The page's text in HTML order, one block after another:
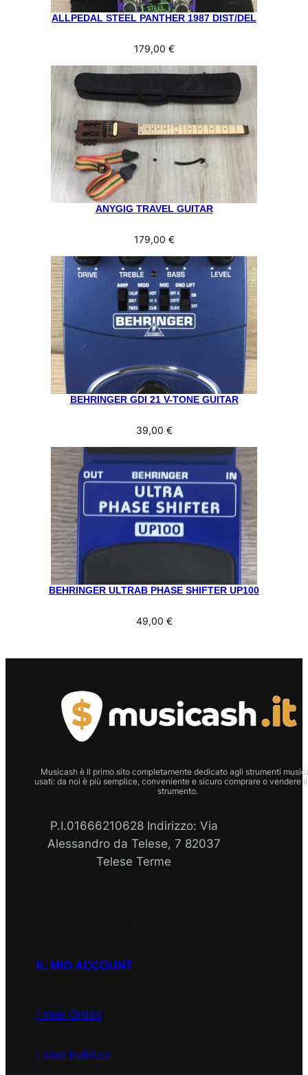
ALLPEDAL STEEL PANTHER 1987 DIST/DEL
179,00 €
ANYGIG TRAVEL GUITAR
179,00 €
BEHRINGER GDI 21 V-TONE GUITAR
39,00 €
BEHRINGER ULTRAB PHASE SHIFTER UP100
49,00 €
Musicash è Il primo sito completamente dedicato agli strumenti
usati: da noi è più semplice, conveniente e sicuro comprare o vendere
strumento.
P.I.01666210628 Indirizzo: Via
Alessandro da Telese, 7 82037
Telese Terme
IL MIO ACCOUNT
I miei Ordini
I miei Indirizzi